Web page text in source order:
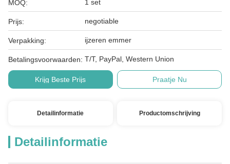
MOQ: 1 set
Prijs: negotiable
Verpakking: ijzeren emmer
Betalingsvoorwaarden: T/T, PayPal, Western Union
Krijg Beste Prijs Praatje Nu
Detailinformatie Productomschrijving
Detailinformatie